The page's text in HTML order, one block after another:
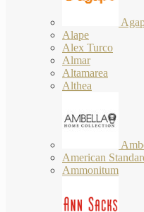
Alape
Alex Turco
Almar
Altamarea
Althea
American
Ammonitum